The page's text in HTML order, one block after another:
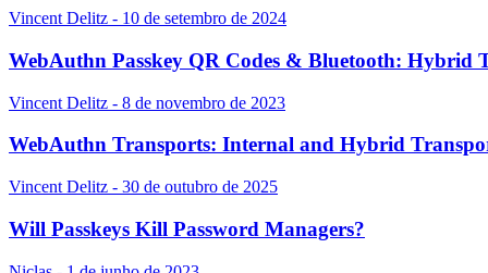
Vincent Delitz - 10 de setembro de 2024
WebAuthn Passkey QR Codes & Bluetooth: Hybrid
Vincent Delitz - 8 de novembro de 2023
WebAuthn Transports: Internal and Hybrid
Vincent Delitz - 30 de outubro de 2025
Will Passkeys Kill Password Managers?